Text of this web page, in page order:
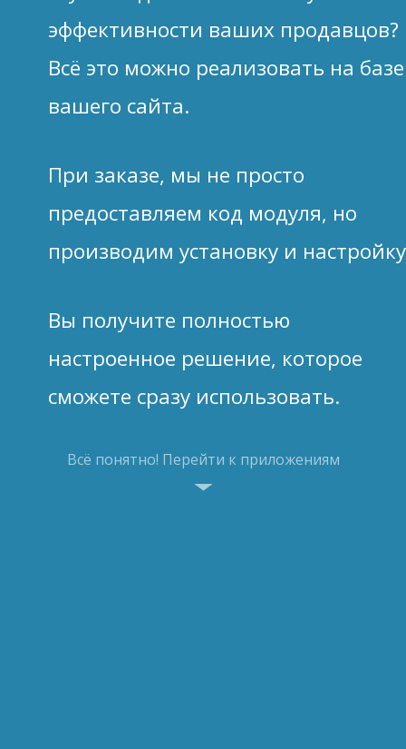
эффективности ваших продавцов?
Всё это можно реализовать на базе
вашего сайта.
При заказе, мы не просто
предоставляем код модуля, но
производим установку и
Вы получите полностью
настроенное решение, которое
сможете сразу использовать.
Всё понятно! Перейти к приложениям